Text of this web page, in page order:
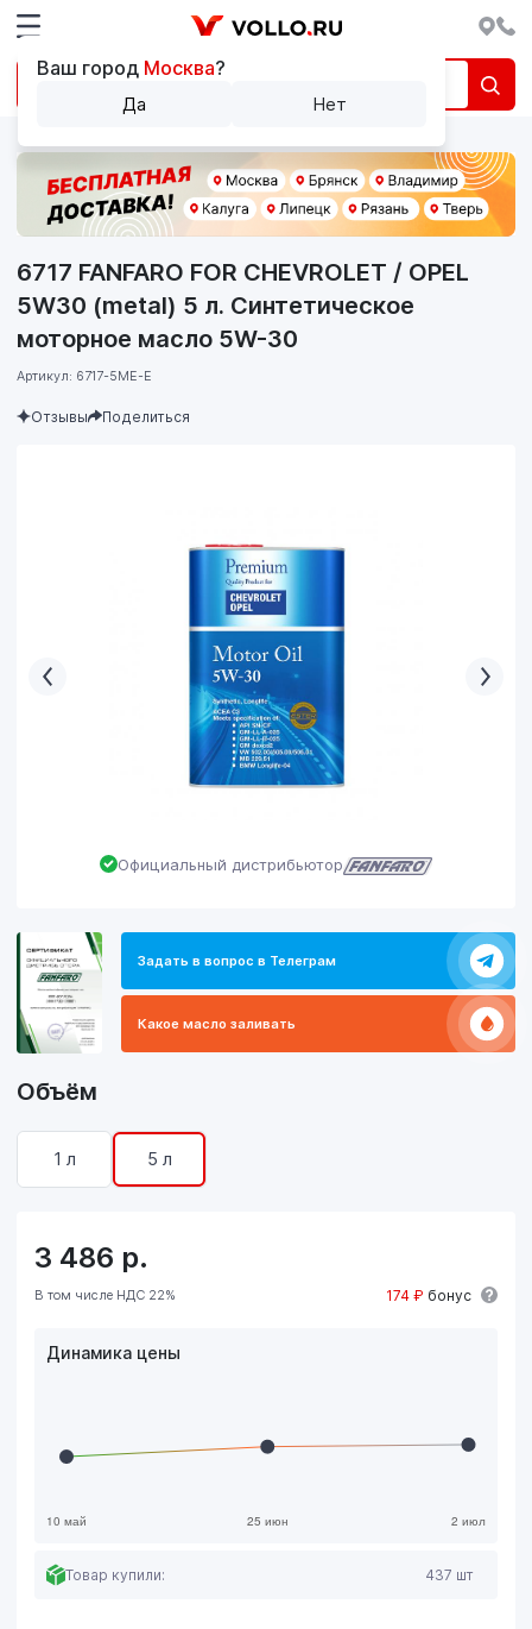
Официальный дистрибьютор
Задать в вопрос в Телеграм
Какое масло заливать
6717 FANFARO FOR CHEVROLET / OPEL
5W30 (metal) 5 л. Синтетическое
моторное масло 5W-30
Артикул: 6717-5ME-E
Отзывы Поделиться
Объём
1 л 5 л
3 486 р.
В том числе НДС 22% 174 ₽ бонус
Динамика цены
Товар купили: 437 шт
Ваш город Москва?
Да Нет